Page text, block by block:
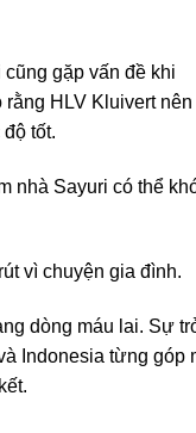
gặp vấn đề khi
HLV Kluivert nên
tốt.
nhà Sayuri có thể
vì chuyện gia đình.
dòng máu lai. Sự
Indonesia từng góp